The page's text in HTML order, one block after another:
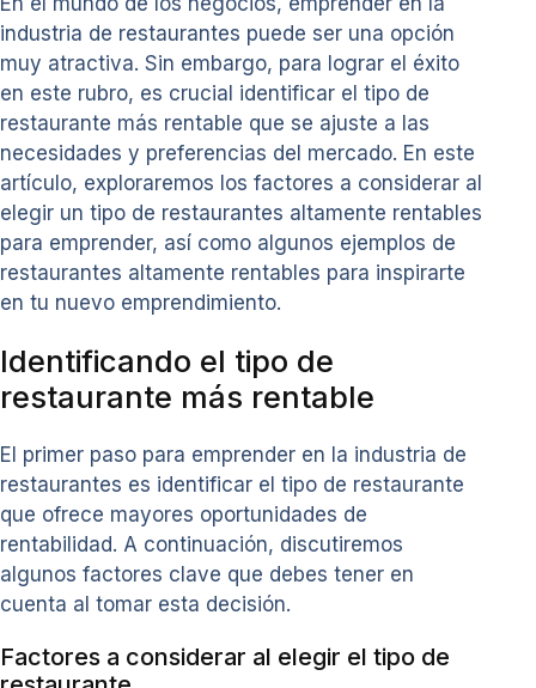
industria de restaurantes puede ser una opción
muy atractiva. Sin embargo, para lograr el éxito
en este rubro, es crucial identificar el tipo de
restaurante más rentable que se ajuste a las
necesidades y preferencias del mercado. En este
artículo, exploraremos los factores a considerar al
elegir un tipo de restaurantes altamente rentables
para emprender, así como algunos ejemplos de
restaurantes altamente rentables para inspirarte
en tu nuevo emprendimiento.
Identificando el tipo de
restaurante más rentable
El primer paso para emprender en la industria de
restaurantes es identificar el tipo de restaurante
que ofrece mayores oportunidades de
rentabilidad. A continuación, discutiremos
algunos factores clave que debes tener en
cuenta al tomar esta decisión.
Factores a considerar al elegir el tipo de